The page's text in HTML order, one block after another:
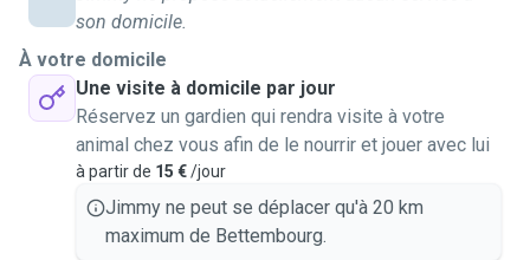
son domicile.
À votre domicile
Une visite à domicile par jour
Réservez un gardien qui rendra visite à votre
animal chez vous afin de le nourrir et jouer avec lui
à partir de 15 €/jour
Jimmy ne peut se déplacer qu'à 20 km
maximum de Bettembourg.